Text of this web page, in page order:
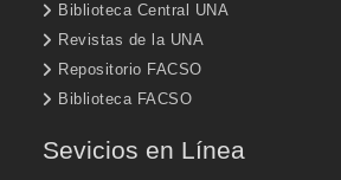
Biblioteca Central UNA
Revistas de la UNA
Repositorio FACSO
Biblioteca FACSO
Sevicios en Línea